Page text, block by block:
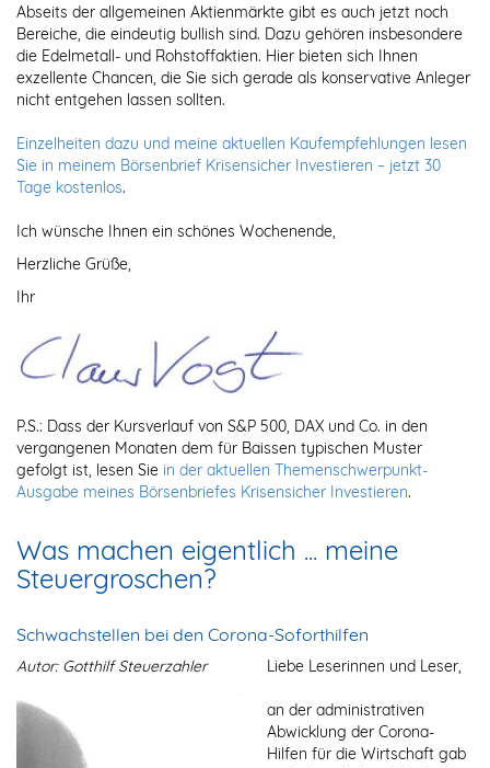
Abseits der allgemeinen Aktienmärkte gibt es auch jetzt noch
Bereiche, die eindeutig bullish sind. Dazu gehören insbesondere
die Edelmetall- und Rohstoffaktien. Hier bieten sich Ihnen
exzellente Chancen, die Sie sich gerade als konservative Anleger
nicht entgehen lassen sollten.
Einzelheiten dazu und meine aktuellen Kaufempfehlungen lesen
Sie in meinem Börsenbrief Krisensicher Investieren – jetzt 30
Tage kostenlos.
Ich wünsche Ihnen ein schönes Wochenende,
Herzliche Grüße,
Ihr
P.S.: Dass der Kursverlauf von S&P 500, DAX und Co. in den
vergangenen Monaten dem für Baissen typischen Muster
gefolgt ist, lesen Sie in der aktuellen Themenschwerpunkt-
Ausgabe meines Börsenbriefes Krisensicher Investieren.
Was machen eigentlich ... meine
Steuergroschen?
Schwachstellen bei den Corona-Soforthilfen
Autor: Gotthilf Steuerzahler Liebe Leserinnen und Leser,
an der administrativen
Abwicklung der Corona-
Hilfen für die Wirtschaft gab